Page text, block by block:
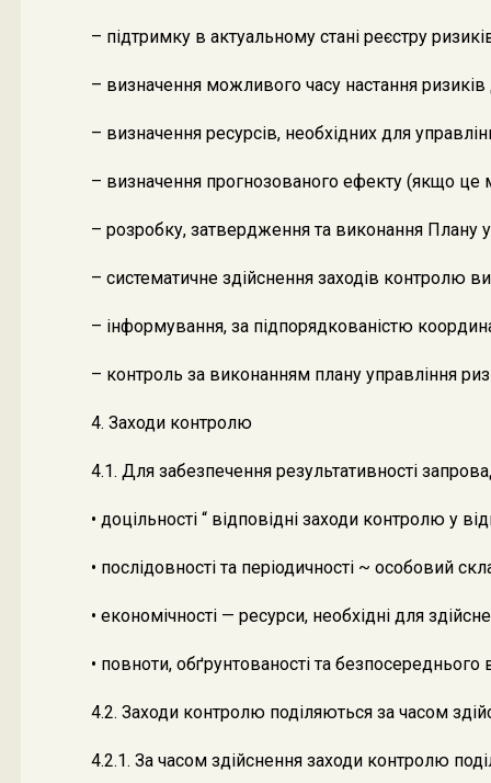
– підтримку в актуальному стані реєстру
– визначення можливого часу настання
– визначення ресурсів, необхідних для
– визначення прогнозованого ефекту (якщо це
– розробку, затвердження та виконання Плану
– систематичне здійснення заходів контролю
– інформування, за підпорядкованістю
– контроль за виконанням плану управління
4. Заходи контролю
4.1. Для забезпечення результативності
• доцільності “ відповідні заходи контролю у
• послідовності та періодичності ~ особовий
• економічності — ресурси, необхідні для
• повноти, обґрунтованості та
4.2. Заходи контролю поділяються за часом
4.2.1. За часом здійснення заходи контролю